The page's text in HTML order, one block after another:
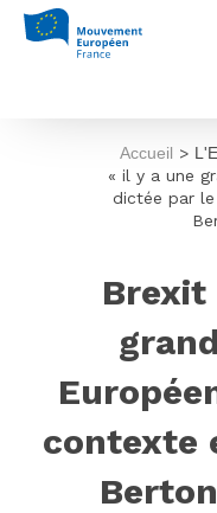
Accueil >
« il y a une
dictée par le
Brexit
contexte